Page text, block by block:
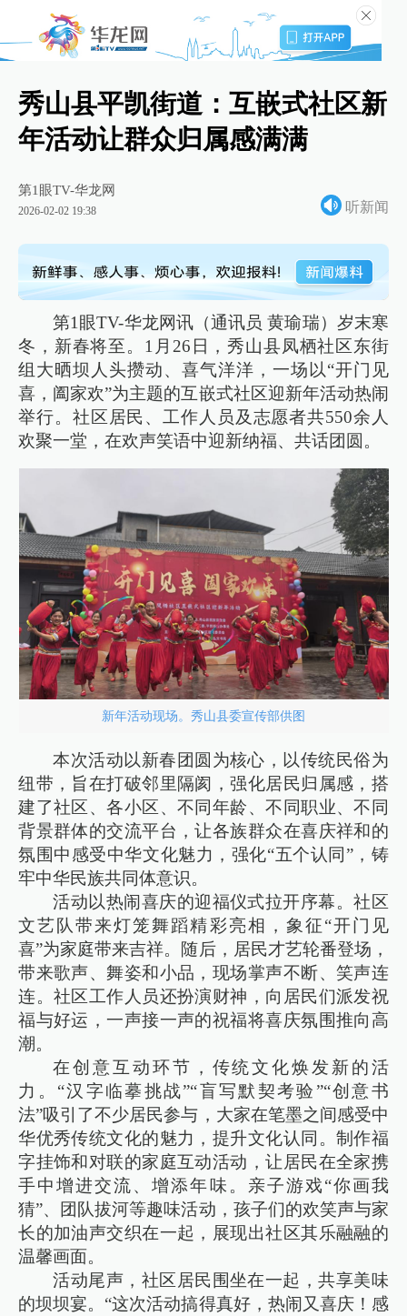
秀山县平凯街道：互嵌式社区新
年活动让群众归属感满满
第1眼TV-华龙网
2026-02-02 19:38 听新闻
第1眼TV-华龙网讯（通讯员 黄瑜瑞）岁末寒
冬，新春将至。1月26日，秀山县凤栖社区东街
组大晒坝人头攒动、喜气洋洋，一场以“开门见
喜，阖家欢”为主题的互嵌式社区迎新年活动热闹
举行。社区居民、工作人员及志愿者共550余人
欢聚一堂，在欢声笑语中迎新纳福、共话团圆。
新年活动现场。秀山县委宣传部供图
本次活动以新春团圆为核心，以传统民俗为
纽带，旨在打破邻里隔阂，强化居民归属感，搭
建了社区、各小区、不同年龄、不同职业、不同
背景群体的交流平台，让各族群众在喜庆祥和的
氛围中感受中华文化魅力，强化“五个认同”，铸
牢中华民族共同体意识。
活动以热闹喜庆的迎福仪式拉开序幕。社区
文艺队带来灯笼舞蹈精彩亮相，象征“开门见
喜”为家庭带来吉祥。随后，居民才艺轮番登场，
带来歌声、舞姿和小品，现场掌声不断、笑声连
连。社区工作人员还扮演财神，向居民们派发祝
福与好运，一声接一声的祝福将喜庆氛围推向高
潮。
在创意互动环节，传统文化焕发新的活
力。“汉字临摹挑战”“盲写默契考验”“创意书
法”吸引了不少居民参与，大家在笔墨之间感受中
华优秀传统文化的魅力，提升文化认同。制作福
字挂饰和对联的家庭互动活动，让居民在全家携
手中增进交流、增添年味。亲子游戏“你画我
猜”、团队拔河等趣味活动，孩子们的欢笑声与家
长的加油声交织在一起，展现出社区其乐融融的
温馨画面。
活动尾声，社区居民围坐在一起，共享美味
的坝坝宴。“这次活动搞得真好，热闹又喜庆！感